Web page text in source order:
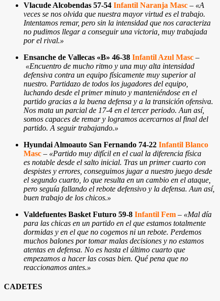
Vlacude Alcobendas 57-54 Infantil Naranja Masc – «A
veces se nos olvida que nuestra mayor virtud es el trabajo.
Intentamos remar, pero sin la intensidad que nos caracteriza
no pudimos llegar a conseguir una victoria, muy trabajada
por el rival.»
Ensanche de Vallecas «B» 46-38 Infantil Azul Masc –
«Encuentro de mucho ritmo y una muy alta intensidad
defensiva contra un equipo físicamente muy superior al
nuestro. Partidazo de todos los jugadores del equipo,
luchando desde el primer minuto y manteniéndose en el
partido gracias a la buena defensa y a la transición ofensiva.
Nos mata un parcial de 17-4 en el tercer periodo. Aun así,
somos capaces de remar y logramos acercarnos al final del
partido. A seguir trabajando.»
Hyundai Almoauto San Fernando 74-22 Infantil Blanco
Masc – «Partido muy difícil en el cual la diferencia física
es notable desde el salto inicial. Tras un primer cuarto con
despistes y errores, conseguimos jugar a nuestro juego desde
el segundo cuarto, lo que resulta en un cambio en el ataque,
pero seguía fallando el rebote defensivo y la defensa. Aun así,
buen trabajo de los chicos.»
Valdefuentes Basket Futuro 59-8 Infantil Fem – «Mal día
para las chicas en un partido en el que estamos totalmente
dormidas y en el que no cogemos ni un rebote. Perdemos
muchos balones por tomar malas decisiones y no estamos
atentas en defensa. No es hasta el último cuarto que
empezamos a hacer las cosas bien. Qué pena que no
reaccionamos antes.»
CADETES